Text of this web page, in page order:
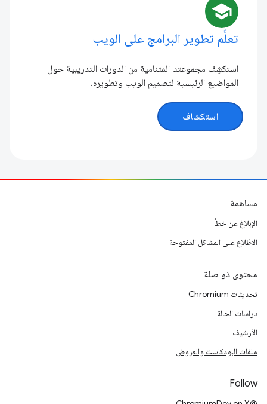
school
تعلُّم تطوير البرامج على الويب
استكشِف مجموعتنا المتنامية من الدورات التدريبية حول
المواضيع الرئيسية لتصميم الويب وتطويره.
استكشاف
مساهمة
الإبلاغ عن خطأ
الاطّلاع على المشاكل المفتوحة
محتوى ذو صلة
تحديثات Chromium
دراسات الحالة
الأرشيف
ملفات البودكاست والعروض
Follow